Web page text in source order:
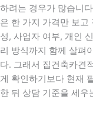
하려는 경우가 많습니
은 한 가지 가격만 보고
성, 사업자 여부, 개인
리 방식까지 함께 살펴
다. 그래서 집건축카견
게 확인하기보다 현재
한 뒤 상담 기준을 세우